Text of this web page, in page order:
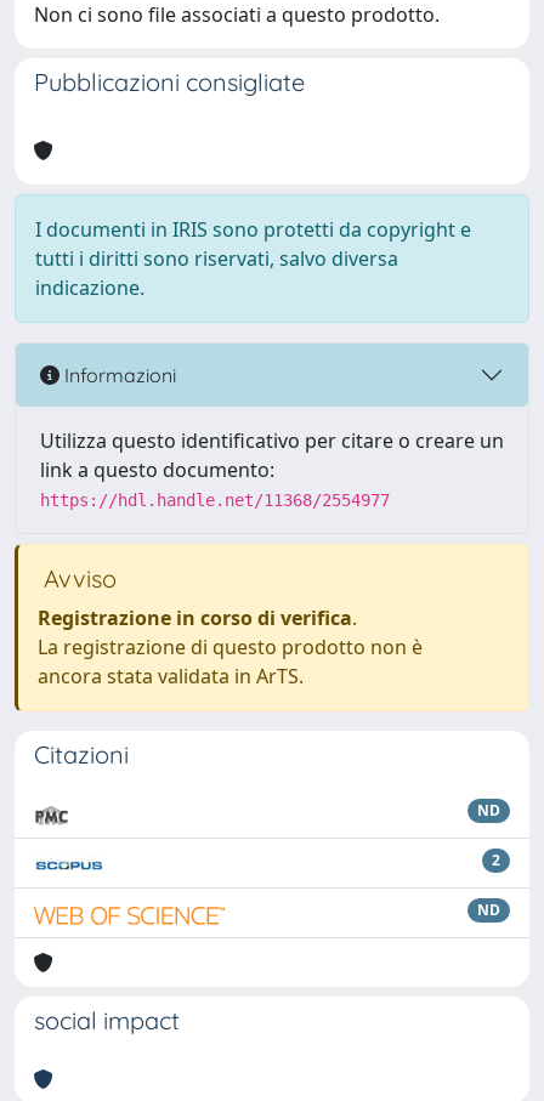
Non ci sono file associati a questo prodotto.
Pubblicazioni consigliate
I documenti in IRIS sono protetti da copyright e
tutti i diritti sono riservati, salvo diversa
indicazione.
Informazioni
Utilizza questo identificativo per citare o creare un
link a questo documento:
https://hdl.handle.net/11368/2554977
Avviso
Registrazione in corso di verifica.
La registrazione di questo prodotto non è
ancora stata validata in ArTS.
Citazioni
ND
2
ND
social impact